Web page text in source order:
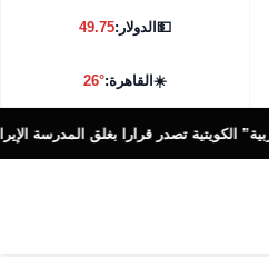
💵الدولار:49.75
☀️القاهرة:26°
تصدر قرارا بغلق المدرسة الإيرانية